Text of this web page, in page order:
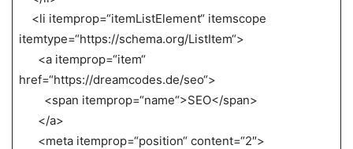
<li itemprop=“itemListElement“ itemscope
itemtype=“https://schema.org/ListItem“>
<a itemprop=“item“
href=“https://dreamcodes.de/seo“>
<span itemprop=“name“>SEO</span>
</a>
<meta itemprop=“position“ content=“2″>